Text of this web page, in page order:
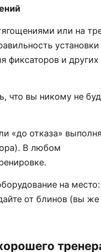
или на
установки
фиксаторов и других
что вы никому не
«до отказа»
В любом
на место:
от блинов (вы